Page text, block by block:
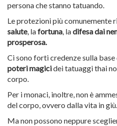
persona che stanno tatuando.
Le protezioni più comunemente
salute, lafortuna, ladifesa dai
prosperosa.
Ci sono forti credenze sulla
poteri magicidei tatuaggi thai
corpo.
Per i monaci, inoltre, non è
del corpo, ovvero dalla vita in giù.
Ma non possono neppure